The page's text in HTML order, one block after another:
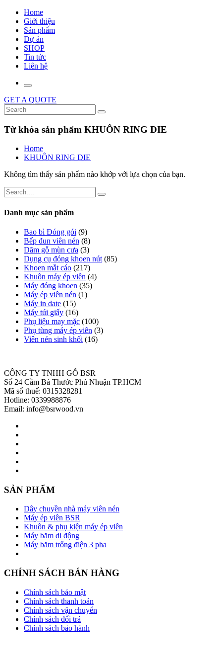
Home
Giới thiệu
Sản phẩm
Dự án
SHOP
Tin tức
Liên hệ
GET A QUOTE
Từ khóa sản phẩm KHUÔN RING DIE
Home
KHUÔN RING DIE
Không tìm thấy sản phẩm nào khớp với lựa chọn của bạn.
Danh mục sản phẩm
Bao bì Đóng gói (9)
Bếp đun viên nén (8)
Dăm gỗ mùn cưa (3)
Dụng cụ đóng khoen nút (85)
Khoen mắt cáo (217)
Khuôn máy ép viên (4)
Máy đóng khoen (35)
Máy ép viên nén (1)
Máy in date (15)
Máy túi giấy (16)
Phụ liệu may mặc (100)
Phụ tùng máy ép viên (3)
Viên nén sinh khối (16)
CÔNG TY TNHH GỖ BSR
Số 24 Cầm Bá Thước Phú Nhuận TP.HCM
Mã số thuế: 0315328281
Hotline: 0339988876
Email: info@bsrwood.vn
SẢN PHẨM
Dây chuyền nhà máy viên nén
Máy ép viên BSR
Khuôn & phụ kiện máy ép viên
Máy băm di động
Máy băm trống điện 3 pha
CHÍNH SÁCH BÁN HÀNG
Chính sách bảo mật
Chính sách thanh toán
Chính sách vận chuyển
Chính sách đổi trả
Chính sách bảo hành